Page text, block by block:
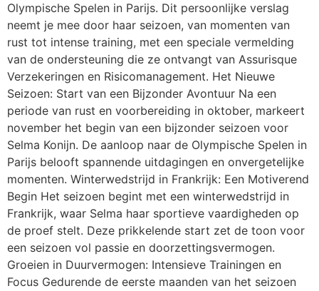
Olympische Spelen in Parijs. Dit persoonlijke verslag
neemt je mee door haar seizoen, van momenten van
rust tot intense training, met een speciale vermelding
van de ondersteuning die ze ontvangt van Assurisque
Verzekeringen en Risicomanagement. Het Nieuwe
Seizoen: Start van een Bijzonder Avontuur Na een
periode van rust en voorbereiding in oktober, markeert
november het begin van een bijzonder seizoen voor
Selma Konijn. De aanloop naar de Olympische Spelen in
Parijs belooft spannende uitdagingen en onvergetelijke
momenten. Winterwedstrijd in Frankrijk: Een Motiverend
Begin Het seizoen begint met een winterwedstrijd in
Frankrijk, waar Selma haar sportieve vaardigheden op
de proef stelt. Deze prikkelende start zet de toon voor
een seizoen vol passie en doorzettingsvermogen.
Groeien in Duurvermogen: Intensieve Trainingen en
Focus Gedurende de eerste maanden van het seizoen